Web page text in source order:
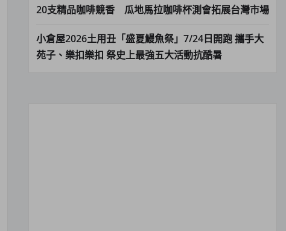
20支精品咖啡競香 瓜地馬拉咖啡杯測會拓展台灣市場
小倉屋2026土用丑「盛夏鰻魚祭」7/24日開跑 攜手大
苑子、樂扣樂扣 祭史上最強五大活動抗酷暑